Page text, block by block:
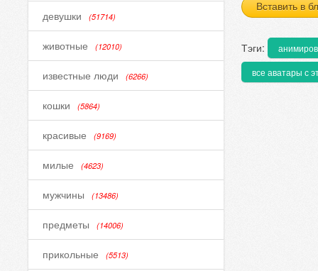
девушки (51714)
животные (12010)
известные люди (6266)
кошки (5864)
красивые (9169)
милые (4623)
мужчины (13486)
предметы (14006)
прикольные (5513)
Вставить в
Тэги:
все аватары с